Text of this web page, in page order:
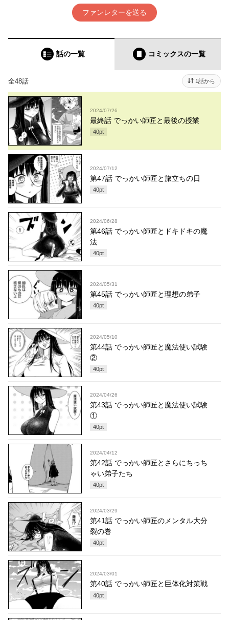
ファンレターを送る
話の一覧 コミックスの一覧
全48話 1話から
2024/07/26
最終話 でっかい師匠と最後の授業
40pt
2024/07/12
第47話 でっかい師匠と旅立ちの日
40pt
2024/06/28
第46話 でっかい師匠とドキドキの魔
法
40pt
2024/05/31
第45話 でっかい師匠と理想の弟子
40pt
2024/05/10
第44話 でっかい師匠と魔法使い試験
②
40pt
2024/04/26
第43話 でっかい師匠と魔法使い試験
①
40pt
2024/04/12
第42話 でっかい師匠とさらにちっち
ゃい弟子たち
40pt
2024/03/29
第41話 でっかい師匠のメンタル大分
裂の巻
40pt
2024/03/01
第40話 でっかい師匠と巨体化対策戦
40pt